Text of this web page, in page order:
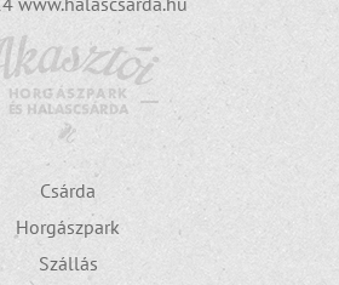
Csárda
Horgászpark
Szállás